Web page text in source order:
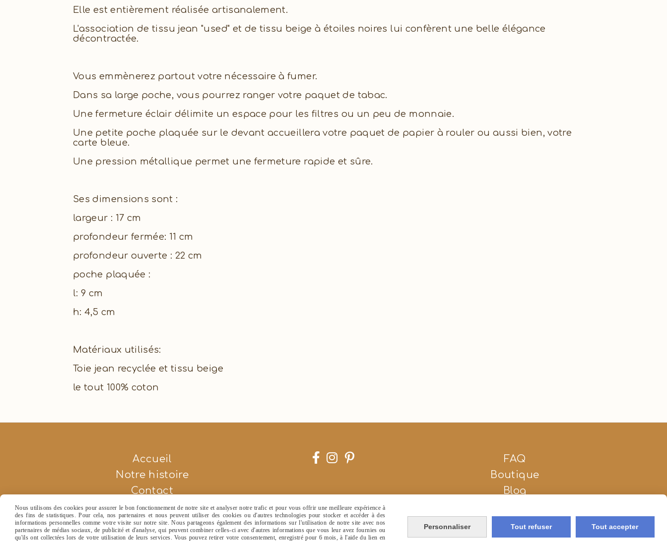
Elle est entièrement réalisée artisanalement.
L'association de tissu jean "used" et de tissu beige à étoiles noires lui confèrent une belle élégance
décontractée.
Vous emmènerez partout votre nécessaire à fumer.
Dans sa large poche, vous pourrez ranger votre paquet de tabac.
Une fermeture éclair délimite un espace pour les filtres ou un peu de monnaie.
Une petite poche plaquée sur le devant accueillera votre paquet de papier à rouler ou aussi bien, votre
carte bleue.
Une pression métallique permet une fermeture rapide et sûre.
Ses dimensions sont :
largeur : 17 cm
profondeur fermée: 11 cm
profondeur ouverte : 22 cm
poche plaquée :
l: 9 cm
h: 4,5 cm
Matériaux utilisés:
Toie jean recyclée et tissu beige
le tout 100% coton
Accueil
Notre histoire
Contact
  
FAQ
Boutique
Blog
Facebook est désactivé. Autoriser
Nous utilisons des cookies pour assurer le bon fonctionnement de notre site et analyser notre trafic et pour vous offrir une meilleure expérience à
des fins de statistiques. Pour cela, nos partenaires et nous peuvent utiliser des cookies ou d'autres technologies pour stocker et accéder à des
informations personnelles comme votre visite sur notre site. Nous partageons également des informations sur l'utilisation de notre site avec nos
partenaires de médias sociaux, de publicité et d'analyse, qui peuvent combiner celles-ci avec d'autres informations que vous leur avez fournies ou
qu'ils ont collectées lors de votre utilisation de leurs services. Vous pouvez retirer votre consentement, enregistré pour 6 mois, à l'aide du lien en
Personnaliser Tout refuser Tout accepter